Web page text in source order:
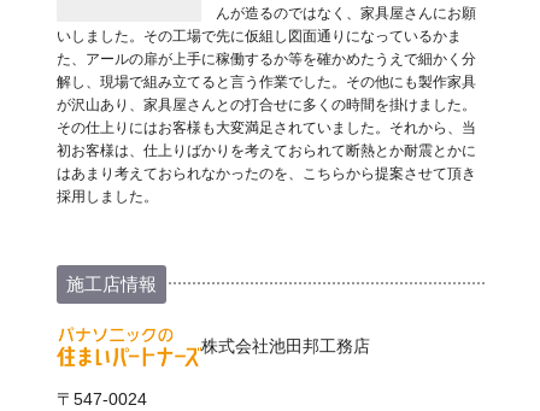
んが造るのではなく、家具屋さんにお願
いしました。その工場で先に仮組し図面通りになっているかま
た、アールの扉が上手に稼働するか等を確かめたうえで細かく分
解し、現場で組み立てると言う作業でした。その他にも製作家具
が沢山あり、家具屋さんとの打合せに多くの時間を掛けました。
その仕上りにはお客様も大変満足されていました。それから、当
初お客様は、仕上りばかりを考えておられて断熱とか耐震とかに
はあまり考えておられなかったのを、こちらから提案させて頂き
採用しました。
施工店情報
株式会社池田邦工務店
〒547-0024